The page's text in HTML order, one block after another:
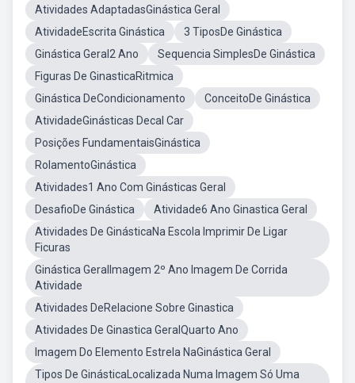
Atividades AdaptadasGinástica Geral
AtividadeEscrita Ginástica
3 TiposDe Ginástica
Ginástica Geral2 Ano
Sequencia SimplesDe Ginástica
Figuras De GinasticaRitmica
Ginástica DeCondicionamento
ConceitoDe Ginástica
AtividadeGinásticas Decal Car
Posições FundamentaisGinástica
RolamentoGinástica
Atividades1 Ano Com Ginásticas Geral
DesafioDe Ginástica
Atividade6 Ano Ginastica Geral
Atividades De GinásticaNa Escola Imprimir De Ligar
Ficuras
Ginástica GeralImagem 2º Ano Imagem De Corrida
Atividade
Atividades DeRelacione Sobre Ginastica
Atividades De Ginastica GeralQuarto Ano
Imagem Do Elemento Estrela NaGinástica Geral
Tipos De GinásticaLocalizada Numa Imagem Só Uma